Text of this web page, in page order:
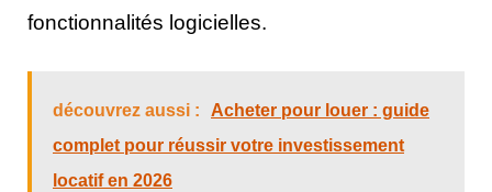
fonctionnalités logicielles.
découvrez aussi :
Acheter pour louer : guide
complet pour réussir votre investissement
locatif en 2026